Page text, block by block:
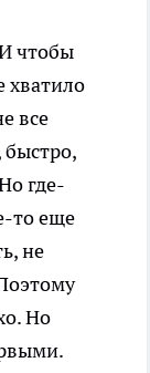
чтобы
хватило
все
где-
то еще
не
Но